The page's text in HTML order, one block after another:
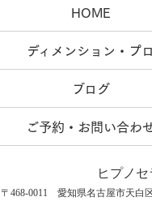
HOME
ディメンション・プロ
ブログ
ご予約・お問い合わ
ヒプノ
〒468-0011 愛知県名古屋市天白